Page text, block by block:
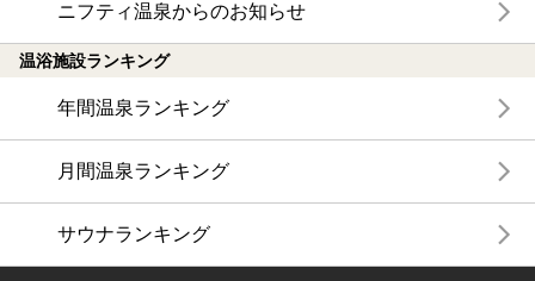
ニフティ温泉からのお知らせ
温浴施設ランキング
年間温泉ランキング
月間温泉ランキング
サウナランキング